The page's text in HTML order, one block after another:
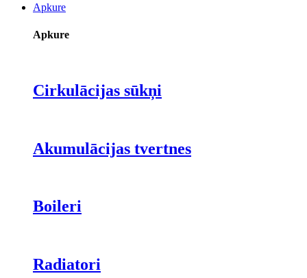
Apkure
Apkure
Cirkulācijas sūkņi
Akumulācijas tvertnes
Boileri
Radiatori